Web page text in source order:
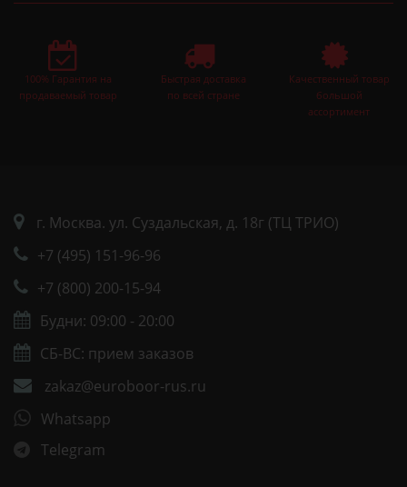
100% Гарантия на
продаваемый товар
Быстрая доставка
по всей стране
Качественный товар
большой
ассортимент
г. Москва. ул. Суздальская, д. 18г (ТЦ ТРИО)
+7 (495) 151-96-96
+7 (800) 200-15-94
Будни: 09:00 - 20:00
СБ-ВС: прием заказов
zakaz@euroboor-rus.ru
Whatsapp
Telegram